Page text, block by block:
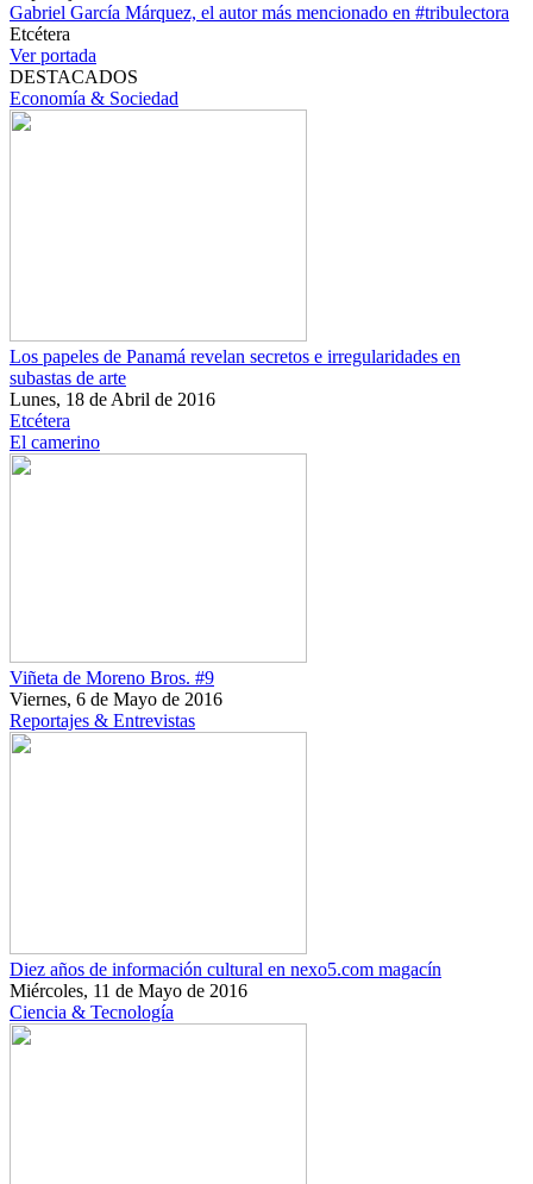
Gabriel García Márquez, el autor más mencionado en #tribulectora
Etcétera
Ver portada
DESTACADOS
Economía & Sociedad
Los papeles de Panamá revelan secretos e irregularidades en
subastas de arte
Lunes, 18 de Abril de 2016
Etcétera
El camerino
Viñeta de Moreno Bros. #9
Viernes, 6 de Mayo de 2016
Reportajes & Entrevistas
Diez años de información cultural en nexo5.com magacín
Miércoles, 11 de Mayo de 2016
Ciencia & Tecnología